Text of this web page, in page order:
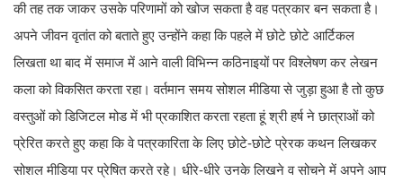
की तह तक जाकर उसके परिणामों को खोज सकता है वह पत्रकार बन सकता है।
अपने जीवन वृतांत को बताते हुए उन्होंने कहा कि पहले में छोटे छोटे आर्टिकल
लिखता था बाद में समाज में आने वाली विभिन्न कठिनाइयों पर विश्लेषण कर लेखन
कला को विकसित करता रहा। वर्तमान समय सोशल मीडिया से जुड़ा हुआ है तो कुछ
वस्तुओं को डिजिटल मोड में भी प्रकाशित करता रहता हूं श्री हर्ष ने छात्राओं को
प्रेरित करते हुए कहा कि वे पत्रकारिता के लिए छोटे-छोटे प्रेरक कथन लिखकर
सोशल मीडिया पर प्रेषित करते रहे। धीरे-धीरे उनके लिखने व सोचने में अपने आप